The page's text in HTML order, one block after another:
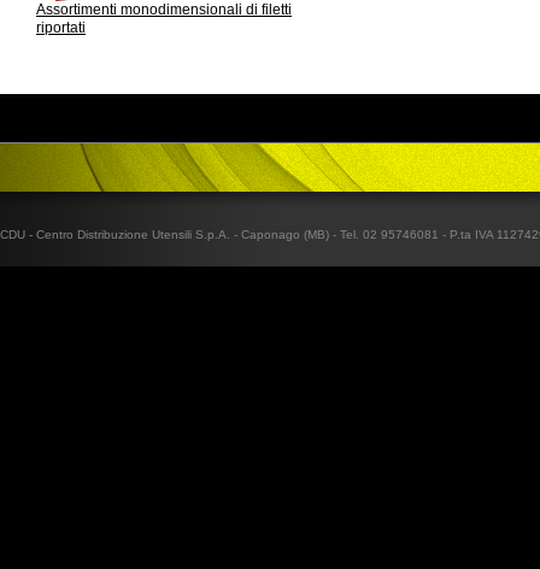
Assortimenti monodimensionali di filetti
riportati
CDU - Centro Distribuzione Utensili S.p.A. - Caponago (MB) - Tel. 02 95746081 - P.ta IVA